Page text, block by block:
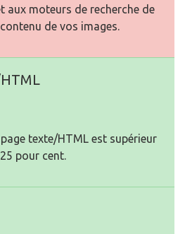
aux moteurs de recherche de
de vos images.
texte/HTML est supérieur
pour cent.